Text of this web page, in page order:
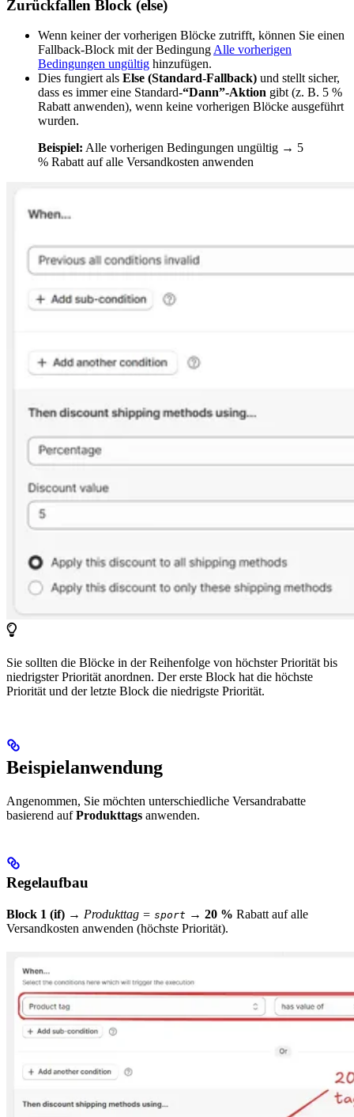
Zurückfallen Block (else)
Wenn keiner der vorherigen Blöcke zutrifft, können Sie einen
Fallback-Block mit der Bedingung Alle vorherigen
Bedingungen ungültig hinzufügen.
Dies fungiert als Else (Standard-Fallback) und stellt sicher,
dass es immer eine Standard-“Dann”-Aktion gibt (z. B. 5 %
Rabatt anwenden), wenn keine vorherigen Blöcke ausgeführt
wurden.
Beispiel: Alle vorherigen Bedingungen ungültig → 5
% Rabatt auf alle Versandkosten anwenden
Sie sollten die Blöcke in der Reihenfolge von höchster Priorität bis
niedrigster Priorität anordnen. Der erste Block hat die höchste
Priorität und der letzte Block die niedrigste Priorität.
Beispielanwendung
Angenommen, Sie möchten unterschiedliche Versandrabatte
basierend aufProdukttags anwenden.
Regelaufbau
Block 1 (if) → Produkttag = sport → 20 % Rabatt auf alle
Versandkosten anwenden (höchste Priorität).